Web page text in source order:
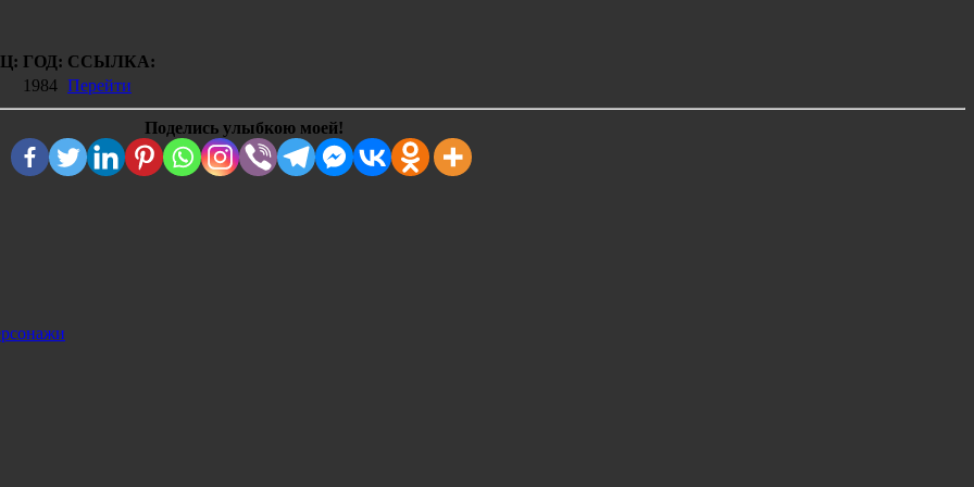
ГОД: ССЫЛКА:
1984 Перейти
Поделись улыбкою моей!